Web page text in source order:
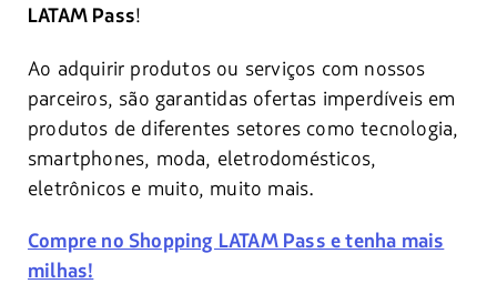
LATAM Pass!
Ao adquirir produtos ou serviços com nossos
parceiros, são garantidas ofertas imperdíveis em
produtos de diferentes setores como tecnologia,
smartphones, moda, eletrodomésticos,
eletrônicos e muito, muito mais.
Compre no Shopping LATAM Pass e tenha mais
milhas!